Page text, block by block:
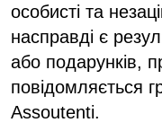
особисті та
насправді є
або подарунків,
повідомляється
Assoutenti.